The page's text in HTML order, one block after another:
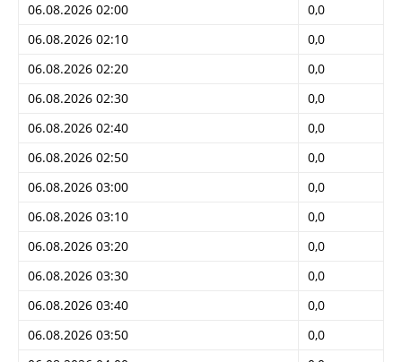
06.08.2026 02:00
0,0
06.08.2026 02:10
0,0
06.08.2026 02:20
0,0
06.08.2026 02:30
0,0
06.08.2026 02:40
0,0
06.08.2026 02:50
0,0
06.08.2026 03:00
0,0
06.08.2026 03:10
0,0
06.08.2026 03:20
0,0
06.08.2026 03:30
0,0
06.08.2026 03:40
0,0
06.08.2026 03:50
0,0